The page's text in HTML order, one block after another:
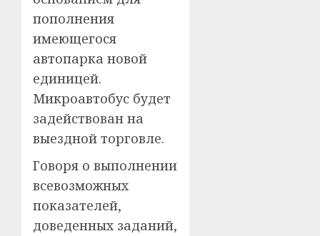
пополнения
имеющегося
автопарка новой
единицей.
Микроавтобус будет
задействован на
выездной торговле.
Говоря о выполнении
всевозможных
показателей,
доведенных заданий,